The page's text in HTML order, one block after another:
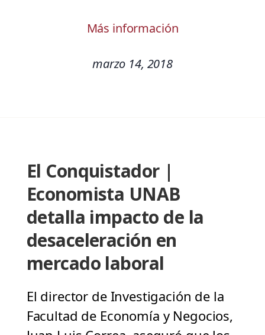
Más información
marzo 14, 2018
El Conquistador |
Economista UNAB
detalla impacto de la
desaceleración en
mercado laboral
El director de Investigación de la
Facultad de Economía y Negocios,